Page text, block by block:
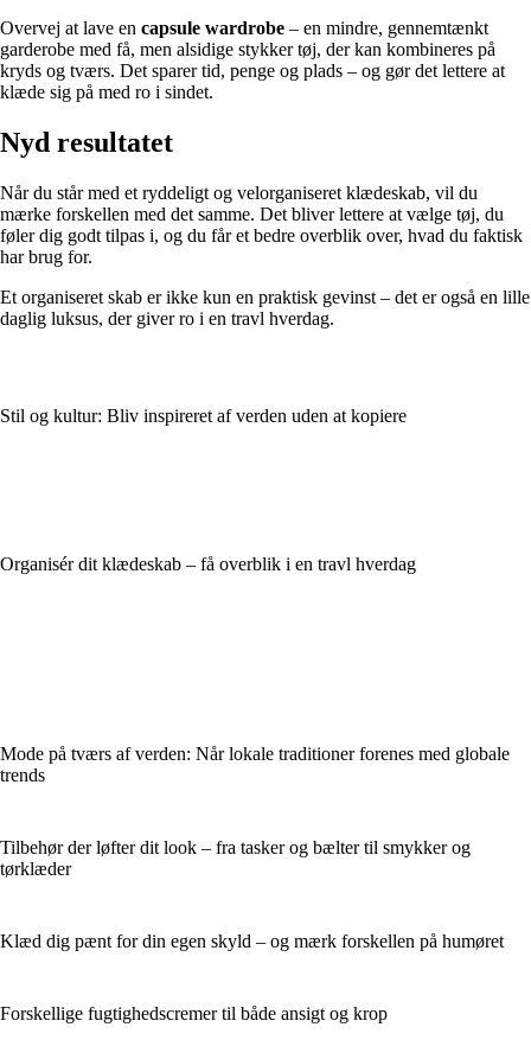
Overvej at lave en capsule wardrobe – en mindre, gennemtænkt
garderobe med få, men alsidige stykker tøj, der kan kombineres på
kryds og tværs. Det sparer tid, penge og plads – og gør det lettere at
klæde sig på med ro i sindet.
Nyd resultatet
Når du står med et ryddeligt og velorganiseret klædeskab, vil du
mærke forskellen med det samme. Det bliver lettere at vælge tøj, du
føler dig godt tilpas i, og du får et bedre overblik over, hvad du faktisk
har brug for.
Et organiseret skab er ikke kun en praktisk gevinst – det er også en lille
daglig luksus, der giver ro i en travl hverdag.
Stil og kultur: Bliv inspireret af verden uden at kopiere
Organisér dit klædeskab – få overblik i en travl hverdag
Mode på tværs af verden: Når lokale traditioner forenes med globale
trends
Tilbehør der løfter dit look – fra tasker og bælter til smykker og
tørklæder
Klæd dig pænt for din egen skyld – og mærk forskellen på humøret
Forskellige fugtighedscremer til både ansigt og krop